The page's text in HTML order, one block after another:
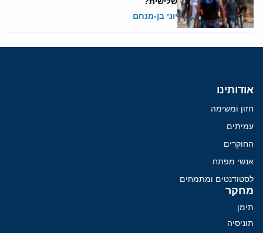
יוני בן-מנחם
אודותינו
חזון ומשימה
עמיתים
החוקרים
אנשי מפתח
לסטודנטים ומתמחים
מחקר
תימן
תוניסיה